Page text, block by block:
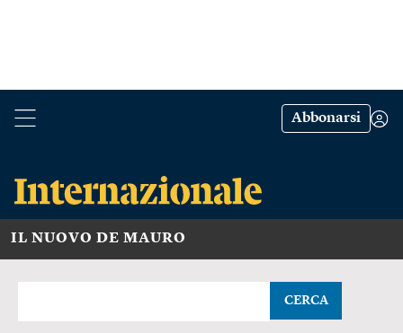
Abbonarsi
IL NUOVO DE MAURO
CERCA